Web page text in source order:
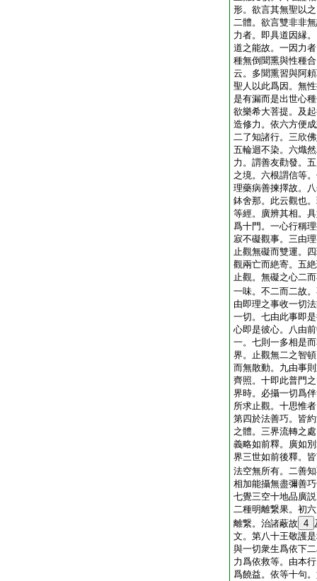
形。欲言其無聖以
二體。欲言雙非非
力者。即具道因縁
道之能故。一因力
種無倒聞熏與性種
云。多聞熏習與阿
聖人以此爲因。無
是有漏而是出世心
欲樂希大菩提。及
造修力。依六方便
二了知諸行。三欣
五輪迴不染。六熾
力。謂善友勸發。
之境。六根謂信等
理藥病善揀擇故。
鉢舍那。此云觀也
等經。廣辨其相。
爲十門。一心行稱
寂不礙觀事。三由
止觀無礙而雙運。
觀兩亡而絶寄。五
止觀。無礙之心二
一味。不二而二故
由即理之事收一切
一切。七由此事即
心即是彼心。八由
一。七則一多相是
界。止觀無二之智
而無散動。九由事
齊照。十即此普門
界時。必攝一切爲
所求止觀。十思惟
第四於法善巧。皆
之體。三界流轉之
義略如前釋。廣如
界三世如前後釋。
法空無所有。二善
相加能攝無盡彌善
七覺三空十地品廣
二種明離繋果。初
離繋。治諸蔽故 4
文。第八十王敬護
與一切衆生爲依下
力爲依救等。由本
爲饒益。依等十句